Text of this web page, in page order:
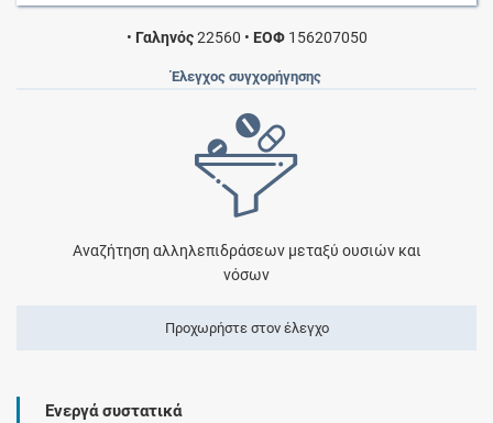
• Γαληνός22560 • ΕΟΦ156207050
Έλεγχος συγχορήγησης
Αναζήτηση αλληλεπιδράσεων μεταξύ ουσιών και
νόσων
Προχωρήστε στον έλεγχο
Ενεργά συστατικά